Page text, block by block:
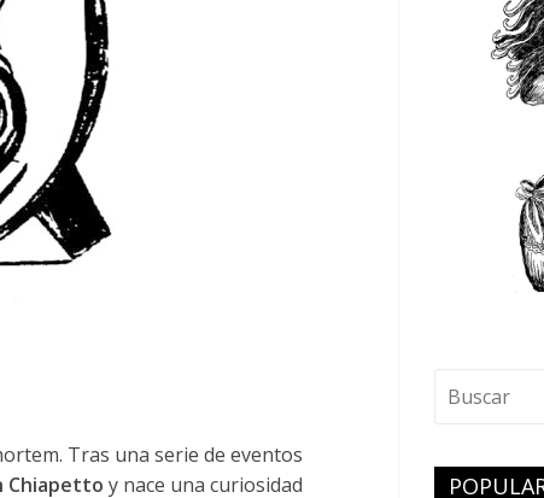
Tras una serie de eventos
Chiapetto y nace una curiosidad